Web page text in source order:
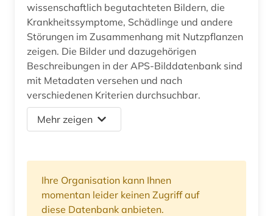
wissenschaftlich begutachteten Bildern, die
Krankheitssymptome, Schädlinge und andere
Störungen im Zusammenhang mit Nutzpflanzen
zeigen. Die Bilder und dazugehörigen
Beschreibungen in der APS-Bilddatenbank sind
mit Metadaten versehen und nach
verschiedenen Kriterien durchsuchbar.
Mehr zeigen
Ihre Organisation kann Ihnen
momentan leider keinen Zugriff auf
diese Datenbank anbieten.